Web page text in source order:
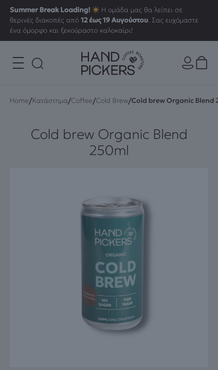
Summer Break Loading!
Η ομάδα μας θα λείπει σε
θερινές διακοπές από12 έως 19 Αυγούστου. Σας ευχόμαστε
ένα όμορφο και ξεκούραστο καλοκαίρι!
Home/Κατάστημα/Coffee/Cold Brew/Cold brew Organic Blend
Cold brew Organic Blend
250ml